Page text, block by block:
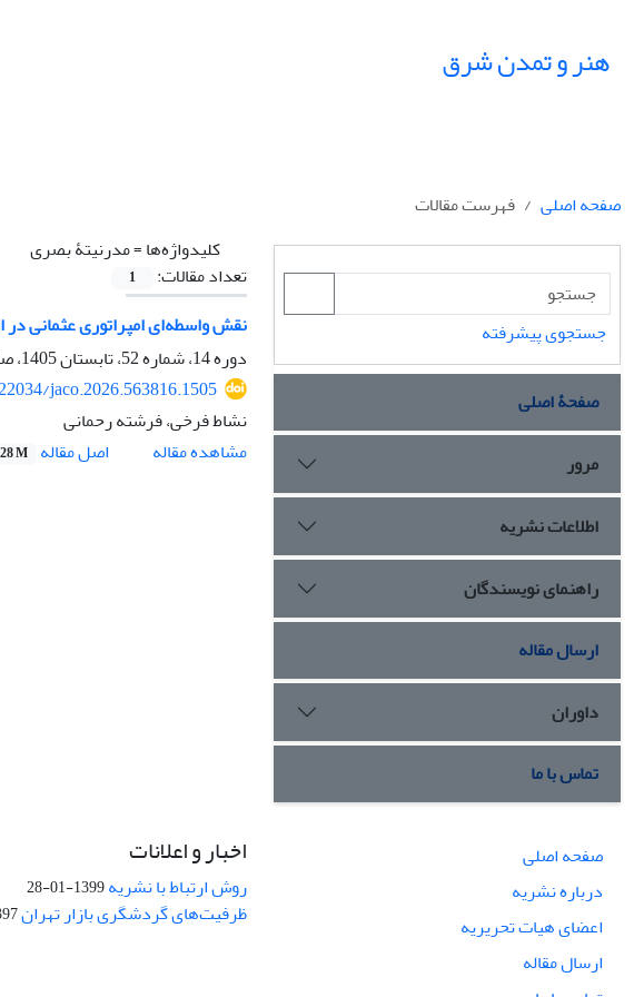
هنر و تمدن شرق
صفحه اصلی
فهرست مقالات
کلیدواژه‌ها =مدرنیتۀ بصری
تعداد مقالات:
1
نقش واسطه‌ای امپراتوری عثمانی
دوره 14، شماره 52، تابستان 1405، صفحه
jaco.2026.563816.1505
نشاط فرخی، فرشته رحمانی
مشاهده مقاله
اصل مقاله M
جستجوی پیشرفته
صفحۀ اصلی
مرور
اطلاعات نشریه
راهنمای نویسندگان
ارسال مقاله
داوران
تماس با ما
صفحه اصلی
درباره نشریه
اعضای هیات تحریریه
ارسال مقاله
اخبار و اعلانات
روش ارتباط با نشریه1399-01-28
ظرفیت‌های گردشگری بازار تهران02